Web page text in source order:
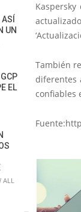
También
diferentes
confiables
UN
EL
ALL